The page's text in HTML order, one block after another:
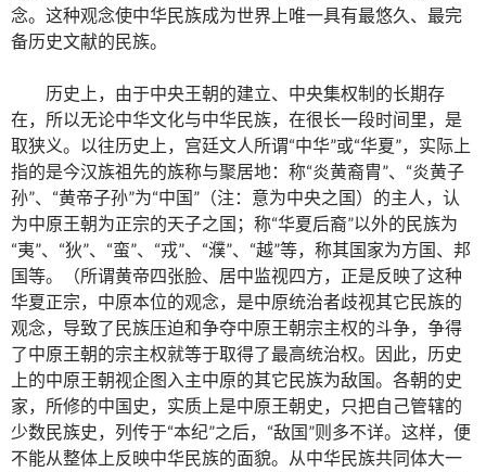
念。这种观念使中华民族成为世界上唯一具有最悠久、最完
备历史文献的民族。
历史上，由于中央王朝的建立、中央集权制的长期存
在，所以无论中华文化与中华民族，在很长一段时间里，是
取狭义。以往历史上，宫廷文人所谓“中华”或“华夏”，实际上
指的是今汉族祖先的族称与聚居地：称“炎黄裔胄”、“炎黄子
孙”、“黄帝子孙”为“中国”（注：意为中央之国）的主人，认
为中原王朝为正宗的天子之国；称“华夏后裔”以外的民族为
“夷”、“狄”、“蛮”、“戎”、“濮”、“越”等，称其国家为方国、邦
国等。（所谓黄帝四张脸、居中监视四方，正是反映了这种
华夏正宗，中原本位的观念，是中原统治者歧视其它民族的
观念，导致了民族压迫和争夺中原王朝宗主权的斗争，争得
了中原王朝的宗主权就等于取得了最高统治权。因此，历史
上的中原王朝视企图入主中原的其它民族为敌国。各朝的史
家，所修的中国史，实质上是中原王朝史，只把自己管辖的
少数民族史，列传于“本纪”之后，“敌国”则多不详。这样，便
不能从整体上反映中华民族的面貌。从中华民族共同体大一